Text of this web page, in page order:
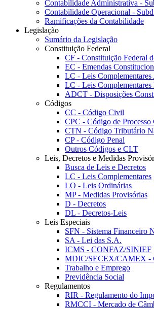
Contabilidade Administrativa -
Contabilidade Operacional -
Ramificações da Contabilidade
Legislação
Sumário da Legislação
Constituição Federal
CF - Constituição Federal
EC - Emendas
LC - Leis Complementares
LC - Leis Complementares
ADCT - Disposições
Códigos
CC - Código Civil
CPC - Código de Processo
CTN - Código Tributário
CP - Código Penal
Outros Códigos e CLT
Leis, Decretos e Medidas
Busca de Leis e Decretos
LC - Leis Complementares
LO - Leis Ordinárias
MP - Medidas Provisórias
D - Decretos
DL - Decretos-Leis
Leis Especiais
SFN - Sistema Financeiro
SA - Lei das S.A.
ICMS - CONFAZ/SINIEF
MDIC/SECEX/CAMEX -
Trabalho e Emprego
Previdência Social
Regulamentos
RIR - Regulamento do
RMCCI - Mercado de